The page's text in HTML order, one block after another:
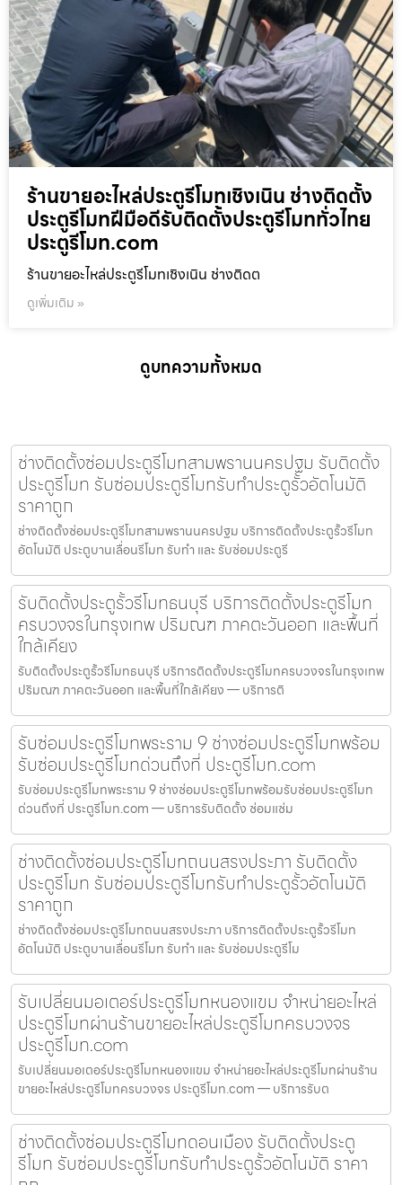
ร้านขายอะไหล่ประตูรีโมทเชิงเนิน ช่างติดตั้ง
ประตูรีโมทฝีมือดีรับติดตั้งประตูรีโมททั่วไทย
ประตูรีโมท.com
ร้านขายอะไหล่ประตูรีโมทเชิงเนิน ช่างติดต
ดูเพิ่มเติม »
ดูบทความทั้งหมด
ช่างติดตั้งซ่อมประตูรีโมทสามพรานนครปฐม รับติดตั้ง
ประตูรีโมท รับซ่อมประตูรีโมทรับทำประตูรั้วอัตโนมัติ
ราคาถูก
ช่างติดตั้งซ่อมประตูรีโมทสามพรานนครปฐม บริการติดตั้งประตูรั้วรีโมท
อัตโนมัติ ประตูบานเลื่อนรีโมท รับทำ และ รับซ่อมประตูรี
รับติดตั้งประตูรั้วรีโมทธนบุรี บริการติดตั้งประตูรีโมท
ครบวงจรในกรุงเทพ ปริมณฑ ภาคตะวันออก และพื้นที่
ใกล้เคียง
รับติดตั้งประตูรั้วรีโมทธนบุรี บริการติดตั้งประตูรีโมทครบวงจรในกรุงเทพ
ปริมณฑ ภาคตะวันออก และพื้นที่ใกล้เคียง — บริการติ
รับซ่อมประตูรีโมทพระราม 9 ช่างซ่อมประตูรีโมทพร้อม
รับซ่อมประตูรีโมทด่วนถึงที่ ประตูรีโมท.com
รับซ่อมประตูรีโมทพระราม 9 ช่างซ่อมประตูรีโมทพร้อมรับซ่อมประตูรีโมท
ด่วนถึงที่ ประตูรีโมท.com — บริการรับติดตั้ง ซ่อมแซ่ม
ช่างติดตั้งซ่อมประตูรีโมทถนนสรงประภา รับติดตั้ง
ประตูรีโมท รับซ่อมประตูรีโมทรับทำประตูรั้วอัตโนมัติ
ราคาถูก
ช่างติดตั้งซ่อมประตูรีโมทถนนสรงประภา บริการติดตั้งประตูรั้วรีโมท
อัตโนมัติ ประตูบานเลื่อนรีโมท รับทำ และ รับซ่อมประตูรีโม
รับเปลี่ยนมอเตอร์ประตูรีโมทหนองแขม จำหน่ายอะไหล่
ประตูรีโมทผ่านร้านขายอะไหล่ประตูรีโมทครบวงจร
ประตูรีโมท.com
รับเปลี่ยนมอเตอร์ประตูรีโมทหนองแขม จำหน่ายอะไหล่ประตูรีโมทผ่านร้าน
ขายอะไหล่ประตูรีโมทครบวงจร ประตูรีโมท.com — บริการรับต
ช่างติดตั้งซ่อมประตูรีโมทดอนเมือง รับติดตั้งประตู
รีโมท รับซ่อมประตูรีโมทรับทำประตูรั้วอัตโนมัติ ราคา